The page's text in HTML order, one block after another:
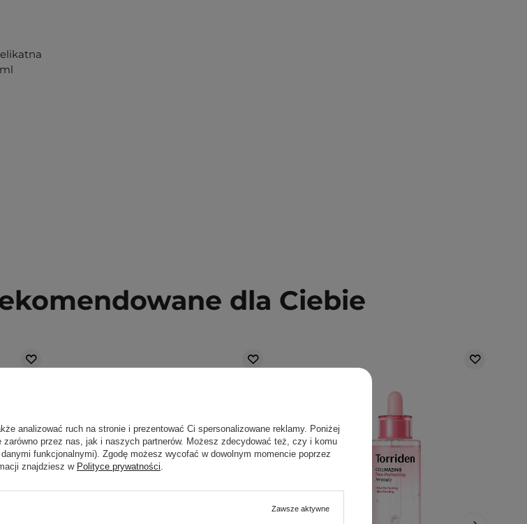
dla Ciebie
analizować ruch na stronie i prezentować Ci spersonalizowane reklamy. Poniżej
przez nas, jak i naszych partnerów. Możesz zdecydować też, czy i komu
funkcjonalnymi). Zgodę możesz wycofać w dowolnym momencie poprzez
znajdziesz w Polityce prywatności
Zawsze aktywne